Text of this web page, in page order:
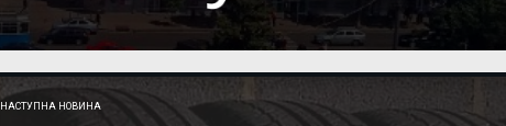
НАСТУПНА НОВИНА